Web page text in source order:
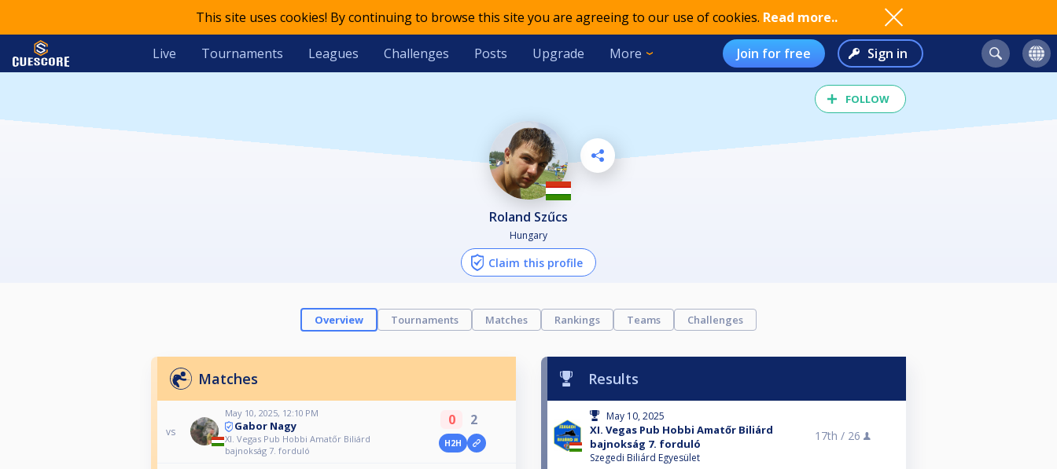
This site uses cookies! By continuing to browse this site you are agreeing to our use of cookies. Read more..
Live Tournaments Leagues Challenges Posts Upgrade More Join for free Sign in
FOLLOW
Roland Szűcs
Hungary
Claim this profile
Overview Tournaments Matches Rankings Teams Challenges
Matches
vs
May 10, 2025, 12:10 PM
Gabor Nagy
XI. Vegas Pub Hobbi Amatőr Biliárd
bajnokság 7. forduló
0 2
H2H
Results
May 10, 2025
XI. Vegas Pub Hobbi Amatőr Biliárd
bajnokság 7. forduló
Szegedi Biliárd Egyesület
17th / 26